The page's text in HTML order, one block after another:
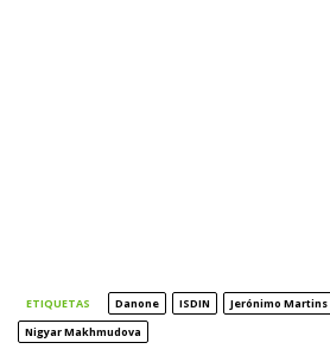
ETIQUETAS Danone ISDIN Jerónimo Martins
Nigyar Makhmudova